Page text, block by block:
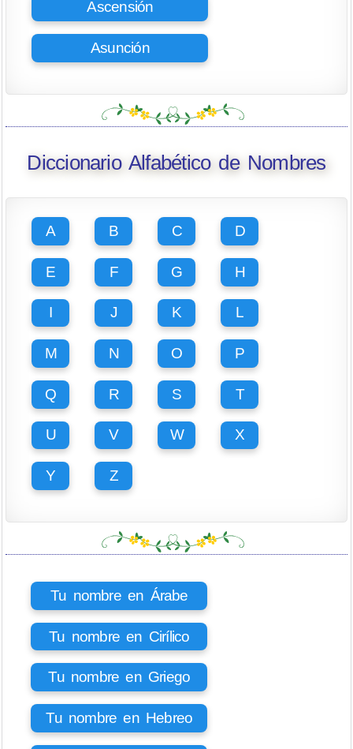
Ascensión
Asunción
Diccionario Alfabético de Nombres
A B C D
E F G H
I J K L
M N O P
Q R S T
U V W X
Y Z
Tu nombre en Árabe
Tu nombre en Cirílico
Tu nombre en Griego
Tu nombre en Hebreo